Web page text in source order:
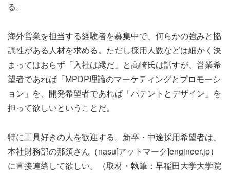
る。
海外営業を担当する経験者を募集中で、何らかの強みと協
調性がある人材を求める。ただし採用人数などは細かく決
まってはおらず「入社は縁だ」と高崎氏は話すが、営業希
望者であれば「MPDP理論のマーケティングとプロモーシ
ョン」を、開発希望者であれば「パテントとデザイン」を
担って欲しいということだ。
特に工具好きの人を歓迎する。新卒・中途採用希望者は、
本社財務部の那須さん（nasu[アットマーク]engineer.jp）
に直接連絡して欲しい。（取材・執筆：早稲田大学大学院